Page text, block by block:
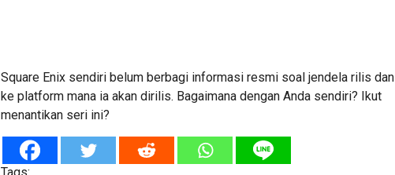
Square Enix sendiri belum berbagi informasi resmi soal jendela rilis dan
ke platform mana ia akan dirilis. Bagaimana dengan Anda sendiri? Ikut
menantikan seri ini?